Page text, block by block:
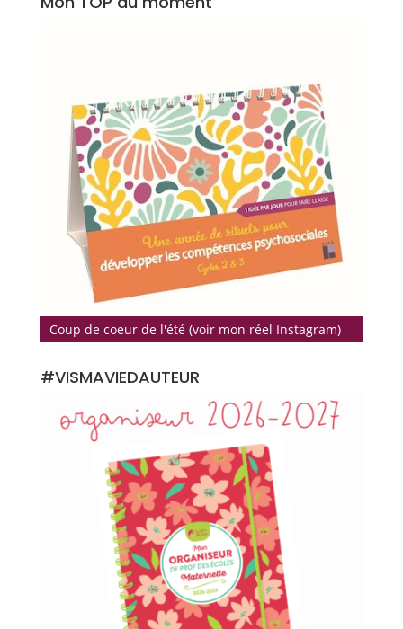
Coup de coeur de l'été (voir mon réel Instagram)
#VISMAVIEDAUTEUR